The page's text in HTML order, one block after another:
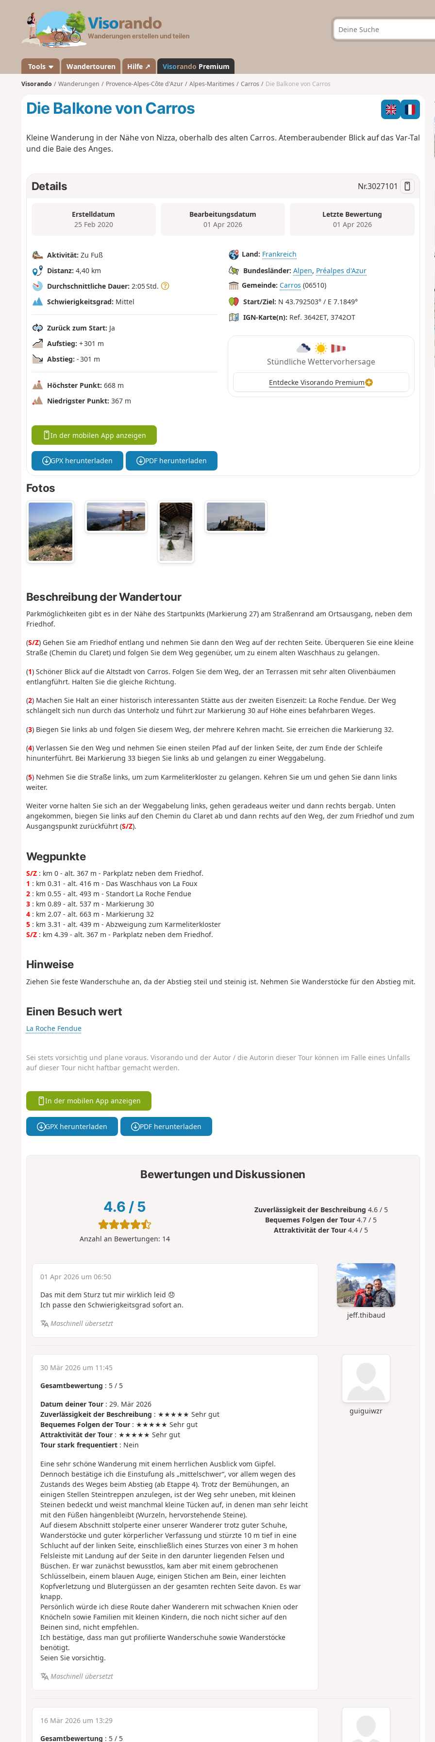
a
n
d
Tools Wandertouren Hilfe ↗ Visorando Premium
Visorando Wanderungen Provence-Alpes-Côte d'Azur Alpes-Maritimes Carros Die Balkone von Carros
Die Balkone von Carros
Kleine Wanderung in der Nähe von Nizza, oberhalb des alten Carros. Atemberaubender Blick auf das Var-Tal
und die Baie des Anges.
Details Nr.3027101
Erstelldatum
25 Feb 2020
Bearbeitungsdatum
01 Apr 2026
Letzte Bewertung
01 Apr 2026
Aktivität: Zu Fuß
Distanz: 4,40 km
Durchschnittliche Dauer: 2:05 Std.
Schwierigkeitsgrad: Mittel
Zurück zum Start: Ja
Aufstieg: + 301 m
Abstieg: - 301 m
Höchster Punkt: 668 m
Niedrigster Punkt: 367 m
Land: Frankreich
Bundesländer: Alpen, Préalpes d'Azur
Gemeinde: Carros (06510)
Start/Ziel: N 43.792503° / E 7.1849°
IGN-Karte(n): Ref. 3642ET, 3742OT
Stündliche Wettervorhersage
Entdecke Visorando Premium
In der mobilen App anzeigen
GPX herunterladen PDF herunterladen
Fotos
Beschreibung der Wandertour
Parkmöglichkeiten gibt es in der Nähe des Startpunkts (Markierung 27) am Straßenrand am Ortsausgang, neben dem
Friedhof.
(S/Z) Gehen Sie am Friedhof entlang und nehmen Sie dann den Weg auf der rechten Seite. Überqueren Sie eine kleine
Straße (Chemin du Claret) und folgen Sie dem Weg gegenüber, um zu einem alten Waschhaus zu gelangen.
(1) Schöner Blick auf die Altstadt von Carros. Folgen Sie dem Weg, der an Terrassen mit sehr alten Olivenbäumen
entlangführt. Halten Sie die gleiche Richtung.
(2) Machen Sie Halt an einer historisch interessanten Stätte aus der zweiten Eisenzeit: La Roche Fendue. Der Weg
schlängelt sich nun durch das Unterholz und führt zur Markierung 30 auf Höhe eines befahrbaren Weges.
(3) Biegen Sie links ab und folgen Sie diesem Weg, der mehrere Kehren macht. Sie erreichen die Markierung 32.
(4) Verlassen Sie den Weg und nehmen Sie einen steilen Pfad auf der linken Seite, der zum Ende der Schleife
hinunterführt. Bei Markierung 33 biegen Sie links ab und gelangen zu einer Weggabelung.
(5) Nehmen Sie die Straße links, um zum Karmeliterkloster zu gelangen. Kehren Sie um und gehen Sie dann links
weiter.
Weiter vorne halten Sie sich an der Weggabelung links, gehen geradeaus weiter und dann rechts bergab. Unten
angekommen, biegen Sie links auf den Chemin du Claret ab und dann rechts auf den Weg, der zum Friedhof und zum
Ausgangspunkt zurückführt (S/Z).
Wegpunkte
S/Z: km 0 - alt. 367 m - Parkplatz neben dem Friedhof.
1 : km 0.31 - alt. 416 m - Das Waschhaus von La Foux
2: km 0.55 - alt. 493 m - Standort La Roche Fendue
3: km 0.89 - alt. 537 m - Markierung 30
4: km 2.07 - alt. 663 m - Markierung 32
5: km 3.31 - alt. 439 m - Abzweigung zum Karmeliterkloster
S/Z: km 4.39 - alt. 367 m - Parkplatz neben dem Friedhof.
Hinweise
Ziehen Sie feste Wanderschuhe an, da der Abstieg steil und steinig ist. Nehmen Sie Wanderstöcke für den Abstieg mit.
Einen Besuch wert
La Roche Fendue
Sei stets vorsichtig und plane voraus. Visorando und der Autor / die Autorin dieser Tour können im Falle eines Unfalls
auf dieser Tour nicht haftbar gemacht werden.
In der mobilen App anzeigen
GPX herunterladen PDF herunterladen
Bewertungen und Diskussionen
4.6 / 5
Anzahl an Bewertungen: 14
Zuverlässigkeit der Beschreibung 4.6 / 5
Bequemes Folgen der Tour 4.7 / 5
Attraktivität der Tour 4.4 / 5
jeff.thibaud
01 Apr 2026 um 06:50
Das mit dem Sturz tut mir wirklich leid 😞
Ich passe den Schwierigkeitsgrad sofort an.
Maschinell übersetzt
guiguiwzr
30 Mär 2026 um 11:45
Gesamtbewertung : 5/ 5
Datum deiner Tour: 29. Mär 2026
Zuverlässigkeit der Beschreibung : ★★★★★ Sehr gut
Bequemes Folgen der Tour: ★★★★★ Sehr gut
Attraktivität der Tour: ★★★★★ Sehr gut
Tour stark frequentiert: Nein
Eine sehr schöne Wanderung mit einem herrlichen Ausblick vom Gipfel.
Dennoch bestätige ich die Einstufung als „mittelschwer“, vor allem wegen des
Zustands des Weges beim Abstieg (ab Etappe 4). Trotz der Bemühungen, an
einigen Stellen Steintreppen anzulegen, ist der Weg sehr uneben, mit kleinen
Steinen bedeckt und weist manchmal kleine Tücken auf, in denen man sehr leicht
mit den Füßen hängenbleibt (Wurzeln, hervorstehende Steine).
Auf diesem Abschnitt stolperte einer unserer Wanderer trotz guter Schuhe,
Wanderstöcke und guter körperlicher Verfassung und stürzte 10 m tief in eine
Schlucht auf der linken Seite, einschließlich eines Sturzes von einer 3 m hohen
Felsleiste mit Landung auf der Seite in den darunter liegenden Felsen und
Büschen. Er war zunächst bewusstlos, kam aber mit einem gebrochenen
Schlüsselbein, einem blauen Auge, einigen Stichen am Bein, einer leichten
Kopfverletzung und Blutergüssen an der gesamten rechten Seite davon. Es war
knapp.
Persönlich würde ich diese Route daher Wanderern mit schwachen Knien oder
Knöcheln sowie Familien mit kleinen Kindern, die noch nicht sicher auf den
Beinen sind, nicht empfehlen.
Ich bestätige, dass man gut profilierte Wanderschuhe sowie Wanderstöcke
benötigt.
Seien Sie vorsichtig.
Maschinell übersetzt
16 Mär 2026 um 13:29
Gesamtbewertung : 5/ 5